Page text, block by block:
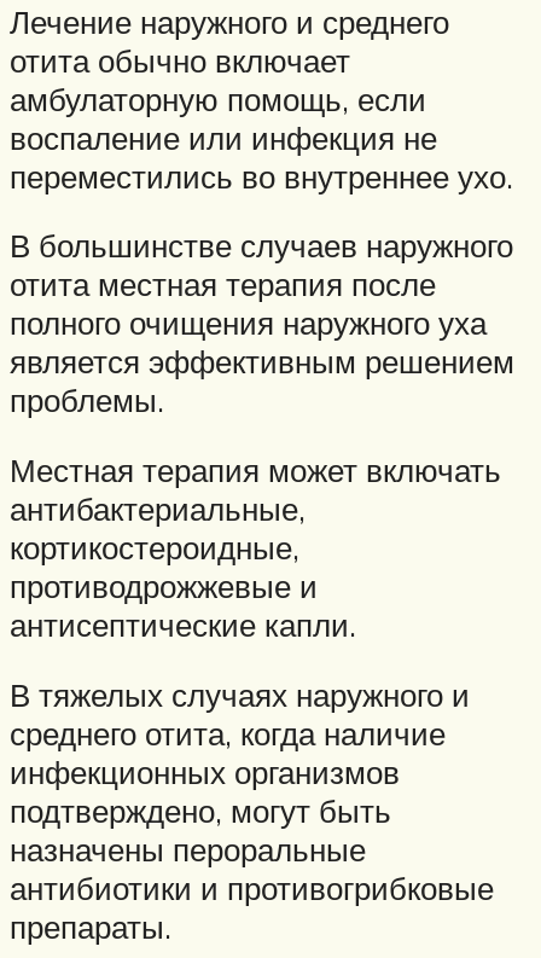
Лечение наружного и среднего
отита обычно включает
амбулаторную помощь, если
воспаление или инфекция не
переместились во внутреннее ухо.
В большинстве случаев наружного
отита местная терапия после
полного очищения наружного уха
является эффективным решением
проблемы.
Местная терапия может включать
антибактериальные,
кортикостероидные,
противодрожжевые и
антисептические капли.
В тяжелых случаях наружного и
среднего отита, когда наличие
инфекционных организмов
подтверждено, могут быть
назначены пероральные
антибиотики и противогрибковые
препараты.